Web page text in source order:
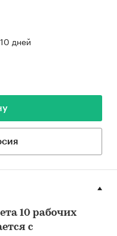
дней
10 рабочих
с